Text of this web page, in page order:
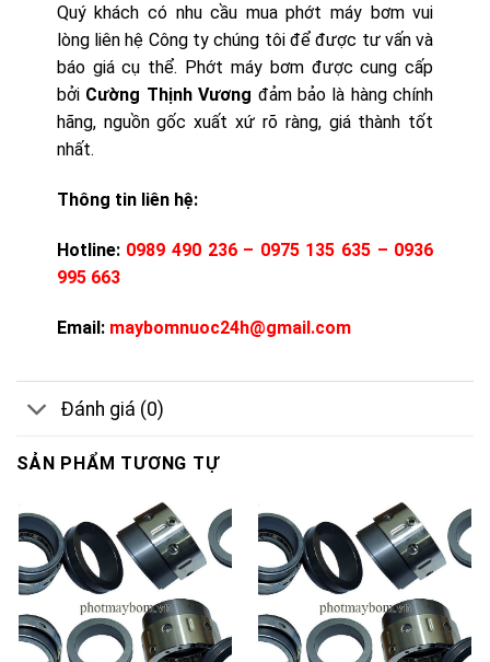
Quý khách có nhu cầu mua phớt máy bơm vui
lòng liên hệ Công ty chúng tôi để được tư vấn và
báo giá cụ thể. Phớt máy bơm được cung cấp
bởi Cường Thịnh Vương đảm bảo là hàng chính
hãng, nguồn gốc xuất xứ rõ ràng, giá thành tốt
nhất.
Thông tin liên hệ:
Hotline: 0989 490 236 – 0975 135 635 – 0936
995 663
Email: maybomnuoc24h@gmail.com
Đánh giá (0)
SẢN PHẨM TƯƠNG TỰ